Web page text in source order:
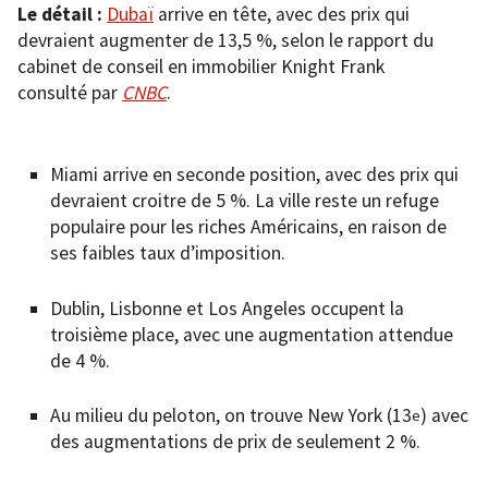
Le détail : Dubaï arrive en tête, avec des prix qui
devraient augmenter de 13,5 %, selon le rapport du
cabinet de conseil en immobilier Knight Frank
consulté par CNBC.
Miami arrive en seconde position, avec des prix qui
devraient croitre de 5 %. La ville reste un refuge
populaire pour les riches Américains, en raison de
ses faibles taux d’imposition.
Dublin, Lisbonne et Los Angeles occupent la
troisième place, avec une augmentation attendue
de 4 %.
Au milieu du peloton, on trouve New York (13e) avec
des augmentations de prix de seulement 2 %.